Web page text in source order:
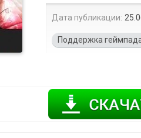
Дата публикации:
Поддержка